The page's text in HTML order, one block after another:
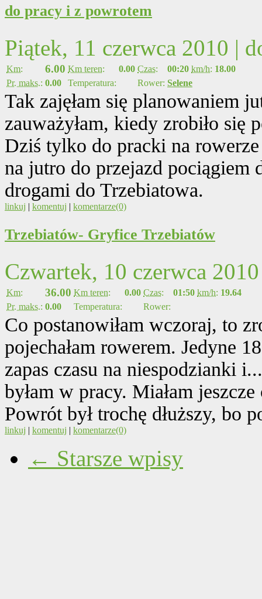
do pracy i z powrotem
Piątek, 11 czerwca 2010 |
Km: 6.00 Km teren: 0.00 Czas: 00:20 km/h: 18.00
Pr. maks.: 0.00 Temperatura: Rower: Selene
Tak zajęłam się planowaniem
zauważyłam, kiedy zrobiło się
Dziś tylko do pracki na
na jutro do przejazd pociągiem
drogami do Trzebiatowa.
linkuj | komentuj | komentarze(0)
Trzebiatów- Gryfice Trzebiatów
Czwartek, 10 czerwca
Km: 36.00 Km teren: 0.00 Czas: 01:50 km/h: 19.64
Pr. maks.: 0.00 Temperatura: Rower:
Co postanowiłam wczoraj, to
pojechałam rowerem. Jedyne
zapas czasu na niespodzianki
byłam w pracy. Miałam
Powrót był trochę dłuższy, bo
linkuj | komentuj | komentarze(0)
← Starsze wpisy